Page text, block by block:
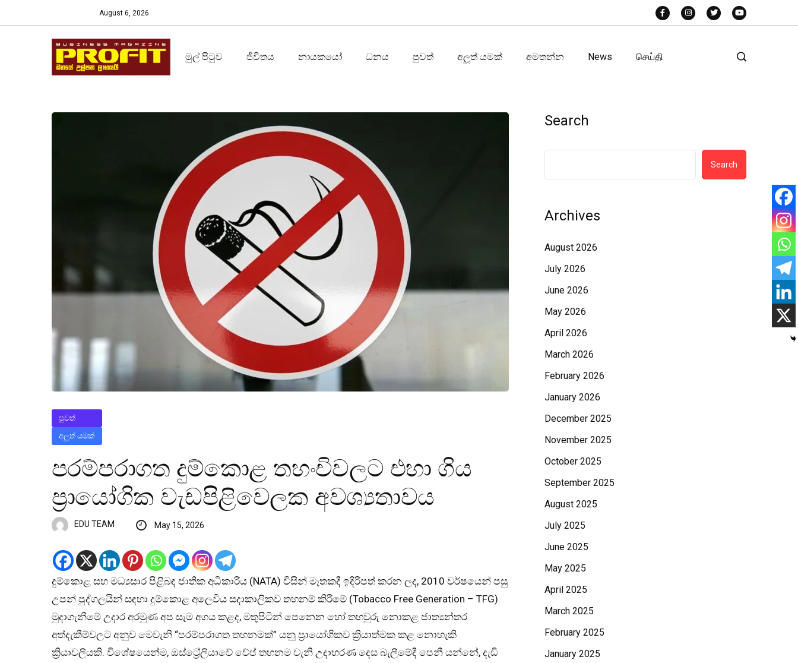
August 6, 2026
මුල් පිටුව ජීවිතය නායකයෝ ධනය පුවත් අලූත් යමක් අමතන්න News செய்தி
පුවත්
අලූත් යමක්
පරම්පරාගත දුම්කොළ තහංචිවලට එහා ගිය
ප්‍රායෝගික වැඩපිළිවෙලක අවශ්‍යතාවය
EDU TEAM May 15, 2026
දුම්කොළ සහ මධ්‍යසාර පිළිබඳ ජාතික අධිකාරිය (NATA) විසින් මෑතකදී ඉදිරිපත් කරන ලද, 2010 වර්ෂයෙන් පසු
උපන් පුද්ගලයින් සඳහා දුම්කොළ අලෙවිය සදාකාලිකව තහනම් කිරීමේ (Tobacco Free Generation – TFG)
මුදාගැනීමේ උදාර අරමුණ අප සැම අගය කළද, මතුපිටින් පෙනෙන හෝ තහවුරු නොකළ ජාත්‍යන්තර
අත්දැකීම්වලට අනුව මෙවැනි “පරම්පරාගත තහනමක්” යනු ප්‍රායෝගිකව ක්‍රියාත්මක කළ නොහැකි
ක්‍රියාවලියකි. විශේෂයෙන්ම, ඔස්ට්‍රේලියාවේ වේප් තහනම වැනි උදාහරණ දෙස බැලීමේදී පෙනී යන්නේ, දැඩි
Search
Search
Archives
August 2026
July 2026
June 2026
May 2026
April 2026
March 2026
February 2026
January 2026
December 2025
November 2025
October 2025
September 2025
August 2025
July 2025
June 2025
May 2025
April 2025
March 2025
February 2025
January 2025